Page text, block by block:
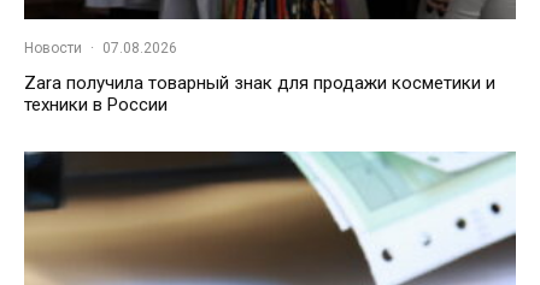
Новости · 07.08.2026
Zara получила товарный знак для продажи косметики и
техники в России